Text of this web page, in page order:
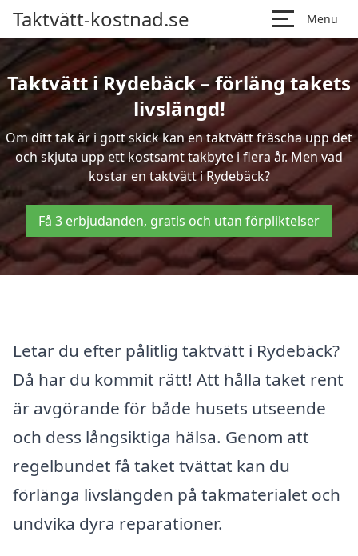
Taktvätt-kostnad.se Menu
Taktvätt i Rydebäck – förläng takets
livslängd!
Om ditt tak är i gott skick kan en taktvätt fräscha upp det
och skjuta upp ett kostsamt takbyte i flera år. Men vad
kostar en taktvätt i Rydebäck?
Få 3 erbjudanden, gratis och utan förpliktelser
Letar du efter pålitlig taktvätt i Rydebäck?
Då har du kommit rätt! Att hålla taket rent
är avgörande för både husets utseende
och dess långsiktiga hälsa. Genom att
regelbundet få taket tvättat kan du
förlänga livslängden på takmaterialet och
undvika dyra reparationer.